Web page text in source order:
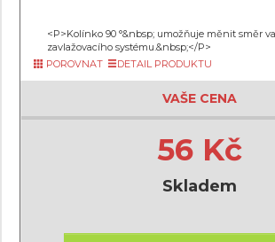
<P>Kolínko 90 °&nbsp; umožňuje měnit směr
zavlažovacího systému.&nbsp;</P>
POROVNAT
DETAIL PRODUKTU
VAŠE CENA
56 Kč
Skladem